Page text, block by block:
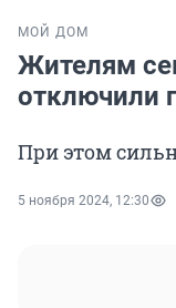
МОЙ ДОМ
Жителям
отключили
При этом
5 ноября 2024, 12:30